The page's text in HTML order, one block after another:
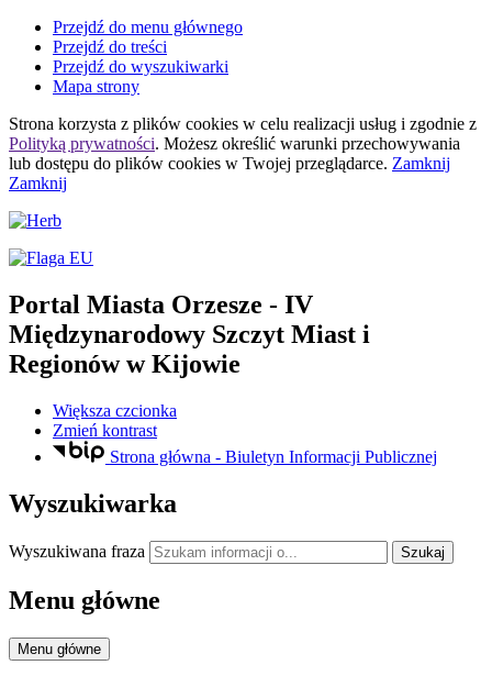
Przejdź do menu głównego
Przejdź do treści
Przejdź do wyszukiwarki
Mapa strony
Strona korzysta z plików cookies w celu realizacji usług i zgodnie z
Polityką prywatności. Możesz określić warunki przechowywania
lub dostępu do plików cookies w Twojej przeglądarce. Zamknij
Zamknij
Portal Miasta Orzesze - IV
Międzynarodowy Szczyt Miast i
Regionów w Kijowie
Większa czcionka
Zmień kontrast
Strona główna - Biuletyn Informacji Publicznej
Wyszukiwarka
Wyszukiwana fraza Szukaj
Menu główne
Menu główne